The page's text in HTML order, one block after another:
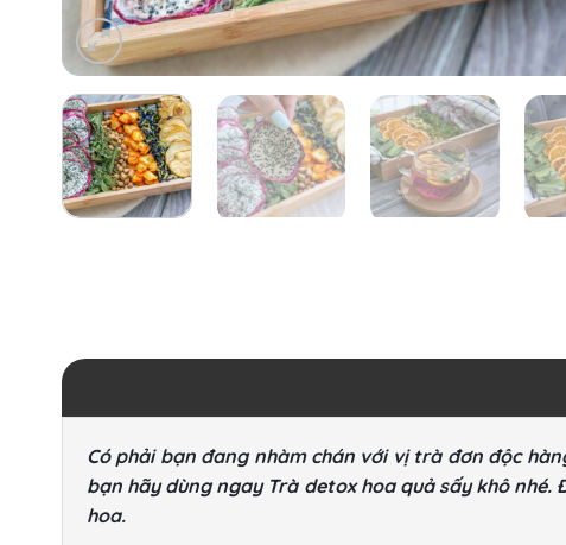
Có phải bạn đang nhàm chán với vị trà đơn độc
bạn hãy dùng ngay Trà detox hoa quả sấy khô
hoa.